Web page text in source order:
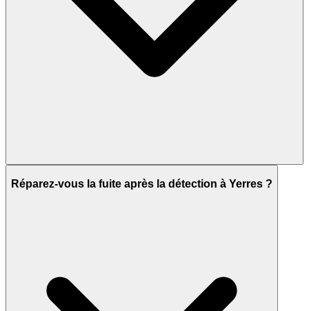
Réparez-vous la fuite après la détection à Yerres ?